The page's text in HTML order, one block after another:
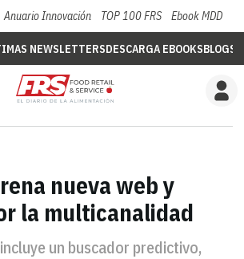
Anuario Innovación TOP 100 FRS Ebook MDD
NEWSLETTERSDESCARGA EBOOKSBLOGS
nueva web y
la multicanalidad
un buscador predictivo,